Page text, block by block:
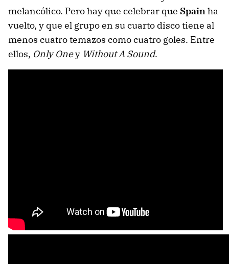
melancólico. Pero hay que celebrar que Spainha
vuelto, y que el grupo en su cuarto disco tiene al
menos cuatro temazos como cuatro goles. Entre
ellos, Only Oney Without A Sound.